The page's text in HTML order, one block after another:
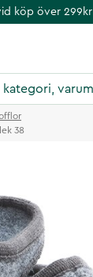
köp över 299kr
38